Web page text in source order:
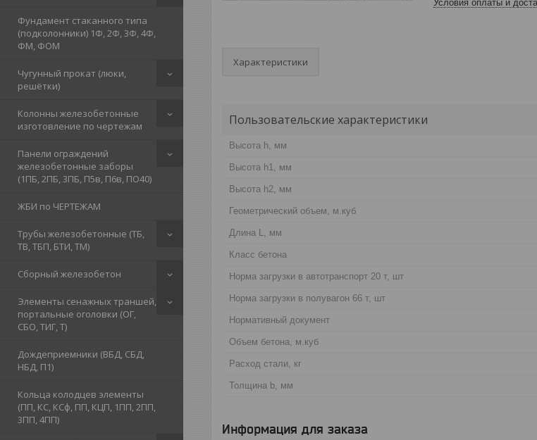
Фундамент стаканного типа
(подколонники) 1Ф, 2Ф, 3Ф, 4Ф,
ФМ, ФОМ
Чугунный прокат (люки,
решётки)
Колонны железобетонные
изготовление по чертежам
Панели ограждений
железобетонные заборы
(1ПБ, 2ПБ, 3ПБ, П5в, П6в, ПО40)
ЖБИ по ЧЕРТЕЖАМ
Трубы железобетонные (ТБ,
ТВ, ТБП, БТИ, ТМ)
Сборный железобетон
Элементы сенажных траншей,
портальные оголовки (ОГ,
СБО, ТИГ, Т)
Дождеприемники (ВБД, СБД,
НБД, П1)
Кольца колодцев элементы
(ПП, КС, КСф, ПП, КЦП, 1ПП, 2ПП,
3ПП, 4ПП)
Условия оплаты и
Характеристики
Пользовательские характеристики
Высота h, мм
Высота h1, мм
Высота h2, мм
Геометрический объем, м.куб
Длина L, мм
Класс бетона
Норма загрузки в автотранспорт 20 т, шт
Норма загрузки в полувагон 66 т, шт
Нормативный документ
Объем бетона, м.куб
Расход стали, кг
Толщина b, мм
Информация для заказа